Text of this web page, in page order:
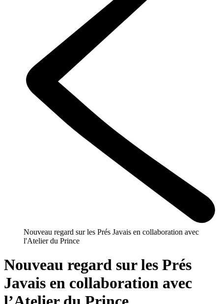
Nouveau regard sur les Prés Javais en collaboration avec
l'Atelier du Prince
Nouveau regard sur les Prés
Javais en collaboration avec